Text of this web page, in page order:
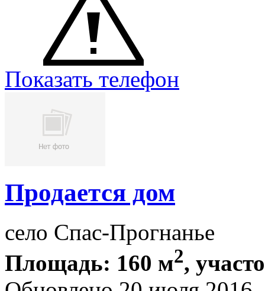
Показать телефон
Продается дом
село Спас-Прогнанье
Площадь: 160 м2,